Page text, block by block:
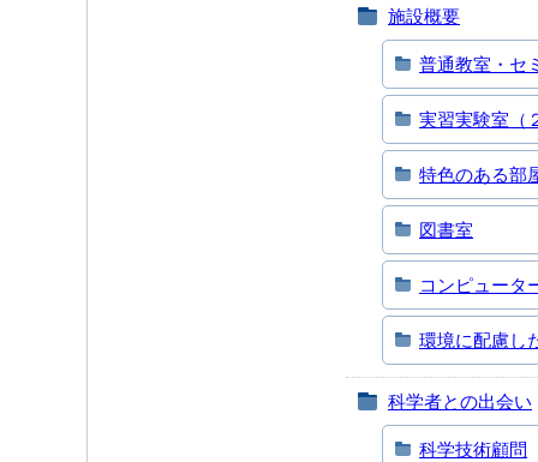
施設概要
普通教室・セ
実習実験室（
特色のある部
図書室
コンピュータ
環境に配慮し
科学者との出会い
科学技術顧問